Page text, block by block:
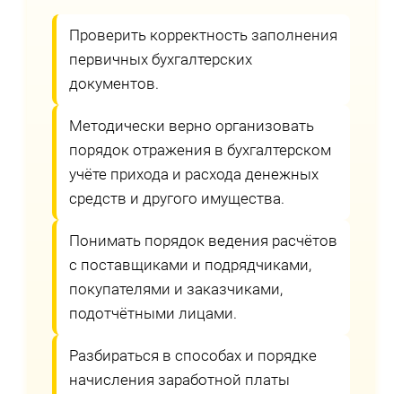
Проверить корректность заполнения
первичных бухгалтерских
документов.
Методически верно организовать
порядок отражения в бухгалтерском
учёте прихода и расхода денежных
средств и другого имущества.
Понимать порядок ведения расчётов
с поставщиками и подрядчиками,
покупателями и заказчиками,
подотчётными лицами.
Разбираться в способах и порядке
начисления заработной платы